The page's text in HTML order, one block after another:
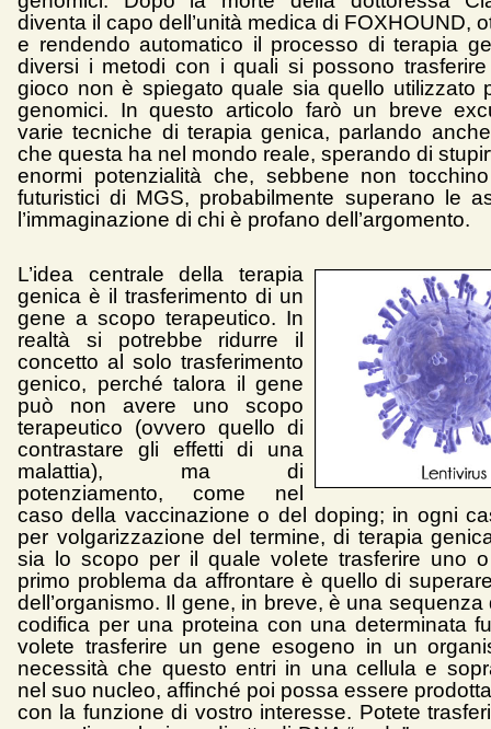
diventa il capo dell’unità medica di FOXHOUND,
e rendendo automatico il processo di terapia
diversi i metodi con i quali si possono
gioco non è spiegato quale sia quello utilizzato
genomici. In questo articolo farò un breve
varie tecniche di terapia genica, parlando
che questa ha nel mondo reale, sperando di
enormi potenzialità che, sebbene non
futuristici di MGS, probabilmente superano le
l’immaginazione di chi è profano dell’argomento.
L’idea centrale della terapia
genica è il trasferimento di un
gene a scopo terapeutico. In
realtà si potrebbe ridurre il
concetto al solo trasferimento
genico, perché talora il gene
può non avere uno scopo
terapeutico (ovvero quello di
contrastare gli effetti di una
malattia), ma di
potenziamento, come nel
caso della vaccinazione o del doping; in ogni
per volgarizzazione del termine, di terapia
sia lo scopo per il quale volete trasferire uno
primo problema da affrontare è quello di
dell’organismo. Il gene, in breve, è una sequenza
codifica per una proteina con una determinata
volete trasferire un gene esogeno in un
necessità che questo entri in una cellula e
nel suo nucleo, affinché poi possa essere
con la funzione di vostro interesse. Potete